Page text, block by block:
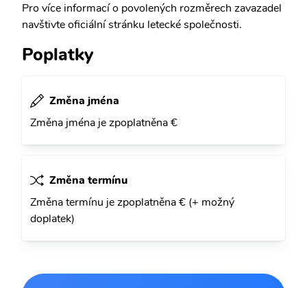
Pro více informací o povolených rozměrech zavazadel
navštivte oficiální stránku letecké společnosti.
Poplatky
Změna jména
Změna jména je zpoplatněna €
Změna termínu
Změna termínu je zpoplatněna € (+ možný
doplatek)